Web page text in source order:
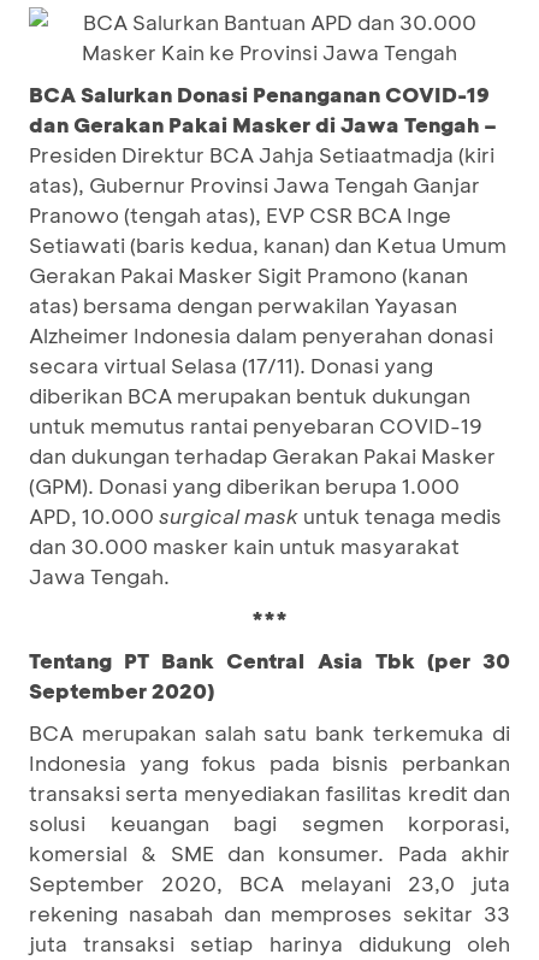
BCA Salurkan Donasi Penanganan COVID-19
dan Gerakan Pakai Masker di Jawa Tengah –
Presiden Direktur BCA Jahja Setiaatmadja (kiri
atas), Gubernur Provinsi Jawa Tengah Ganjar
Pranowo (tengah atas), EVP CSR BCA Inge
Setiawati (baris kedua, kanan) dan Ketua Umum
Gerakan Pakai Masker Sigit Pramono (kanan
atas) bersama dengan perwakilan Yayasan
Alzheimer Indonesia dalam penyerahan donasi
secara virtual Selasa (17/11). Donasi yang
diberikan BCA merupakan bentuk dukungan
untuk memutus rantai penyebaran COVID-19
dan dukungan terhadap Gerakan Pakai Masker
(GPM). Donasi yang diberikan berupa 1.000
APD, 10.000 surgical mask untuk tenaga medis
dan 30.000 masker kain untuk masyarakat
Jawa Tengah.
***
Tentang PT Bank Central Asia Tbk (per 30
September 2020)
BCA merupakan salah satu bank terkemuka di
Indonesia yang fokus pada bisnis perbankan
transaksi serta menyediakan fasilitas kredit dan
solusi keuangan bagi segmen korporasi,
komersial & SME dan konsumer. Pada akhir
September 2020, BCA melayani 23,0 juta
rekening nasabah dan memproses sekitar 33
juta transaksi setiap harinya didukung oleh